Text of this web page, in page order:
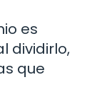
es
dividirlo,
que